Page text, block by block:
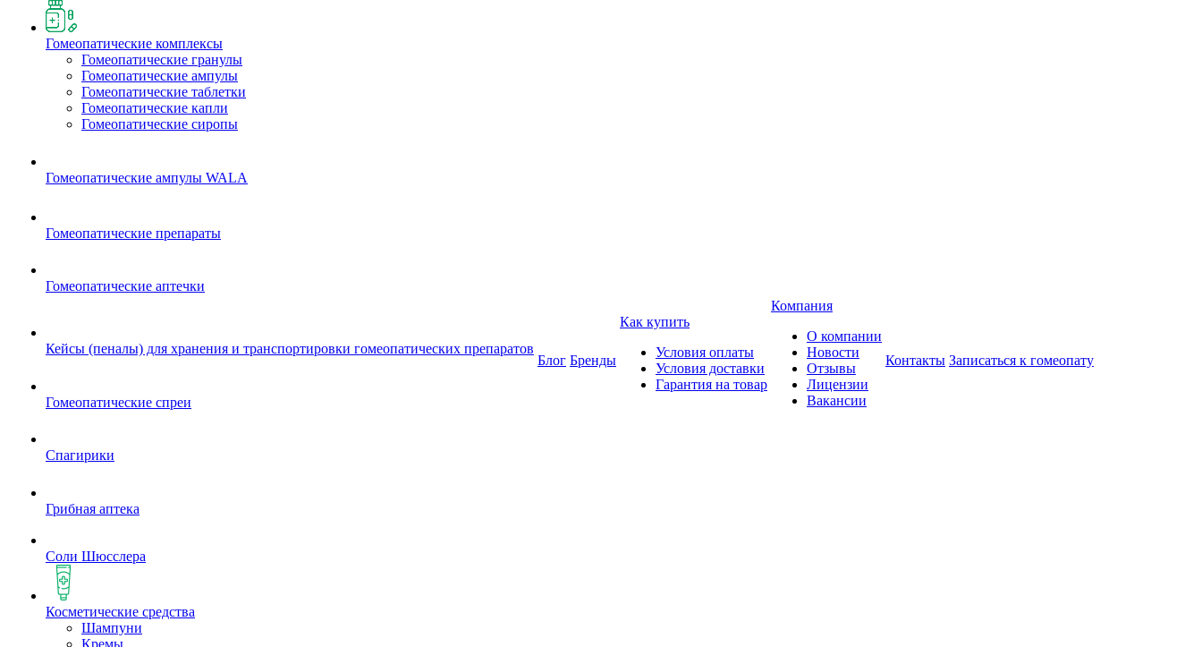
Гомеопатические комплексы
Гомеопатические гранулы
Гомеопатические ампулы
Гомеопатические таблетки
Гомеопатические капли
Гомеопатические сиропы
Гомеопатические ампулы WALA
Гомеопатические препараты
Гомеопатические аптечки
Кейсы (пеналы) для хранения и транспортировки гомеопатических препаратов
Гомеопатические спреи
Спагирики
Грибная аптека
Соли Шюсслера
Косметические средства
Шампуни
Кремы
Блог Бренды
Как купить
Условия оплаты
Условия доставки
Гарантия на товар
Компания
О компании
Новости
Отзывы
Лицензии
Вакансии
Контакты Записаться к гомеопату